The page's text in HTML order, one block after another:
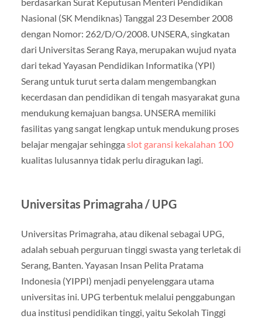
Nasional (SK Mendiknas) Tanggal 23 Desember 2008
dengan Nomor: 262/D/O/2008. UNSERA, singkatan
dari Universitas Serang Raya, merupakan wujud nyata
dari tekad Yayasan Pendidikan Informatika (YPI)
Serang untuk turut serta dalam mengembangkan
kecerdasan dan pendidikan di tengah masyarakat guna
mendukung kemajuan bangsa. UNSERA memiliki
fasilitas yang sangat lengkap untuk mendukung proses
belajar mengajar sehingga slot garansi kekalahan 100
kualitas lulusannya tidak perlu diragukan lagi.
Universitas Primagraha / UPG
Universitas Primagraha, atau dikenal sebagai UPG,
adalah sebuah perguruan tinggi swasta yang terletak di
Serang, Banten. Yayasan Insan Pelita Pratama
Indonesia (YIPPI) menjadi penyelenggara utama
universitas ini. UPG terbentuk melalui penggabungan
dua institusi pendidikan tinggi, yaitu Sekolah Tinggi